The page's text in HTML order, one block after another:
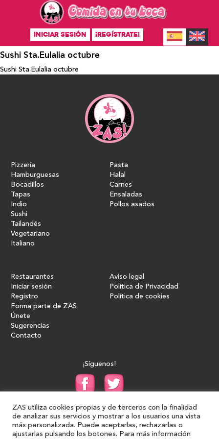
INICIAR SESIÓN ¡REGÍSTRATE!
Sushi Sta.Eulalia octubre
Sushi Sta.Eulalia octubre
Pizzería
Hamburguesas
Bocadillos
Tapas
Indio
Sushi
Tailandés
Vegetariano
Italiano
Pasta
Halal
Carnes
Ensaladas
Pollos asados
Restaurantes
Iniciar sesión
Registro
Forma parte de ZAS
Únete
Sugerencias
Contacto
Aviso legal
Política de Privacidad
Política de cookies
¡Síguenos!
ZAS utiliza cookies propias y de terceros con la finalidad
de analizar sus servicios y mostrar a los usuarios una vista
más personalizada. Puede aceptarlas, rechazarlas o
ajustarlas pulsando los botones. Para más información